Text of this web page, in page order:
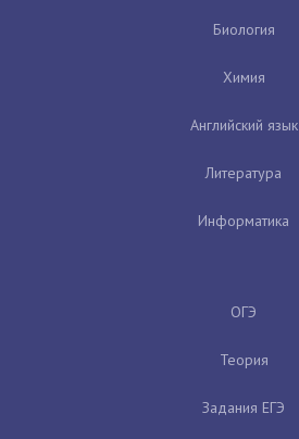
Биология
Химия
Английский язык
Литература
Информатика
ОГЭ
Теория
Задания ЕГЭ